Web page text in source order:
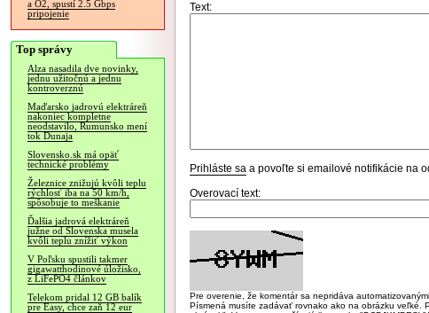
a O2, spustí 2.5 Gbps
pripojenie
Top správy
Alza nasadila dve novinky,
jednu užitočnú a jednu
kontroverznú
Maďarsko jadrovú elektráreň
nakoniec kompletne
neodstavilo, Rumunsko mení
tok Dunaja
Slovensko.sk má opäť
technické problémy
Železnice znižujú kvôli teplu
rýchlosť iba na 50 km/h,
spôsobuje to meškanie
Ďalšia jadrová elektráreň
južne od Slovenska musela
kvôli teplu znížiť výkon
V Poľsku spustili takmer
gigawatthodinové úložisko,
z LiFePO4 článkov
Telekom pridal 12 GB balík
pre Easy, chce zaň 12 eur
Text:
Prihláste sa a povoľte si emailové notifikácie na
Overovací text:
Pre overenie, že komentár sa nepridáva
Písmená musíte zadávať rovnako ako na obrázku veľké.